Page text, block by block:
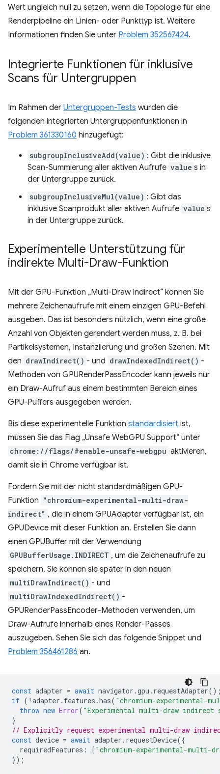
Wert ungleich null zu setzen, wenn die Topologie für eine
Renderpipeline ein Linien- oder Punkttyp ist. Weitere
Informationen finden Sie unter Problem 352567424.
Integrierte Funktionen für inklusive
Scans für Untergruppen
Im Rahmen der Untergruppen-Tests wurden die
folgenden integrierten Untergruppenfunktionen in
Problem 361330160 hinzugefügt:
subgroupInclusiveAdd(value) : Gibt die inklusive
Scan-Summierung aller aktiven Aufrufe value s in
der Untergruppe zurück.
subgroupInclusiveMul(value) : Gibt das
inklusive Scanprodukt aller aktiven Aufrufe value s
in der Untergruppe zurück.
Experimentelle Unterstützung für
indirekte Multi-Draw-Funktion
Mit der GPU-Funktion „Multi-Draw Indirect“ können Sie
mehrere Zeichenaufrufe mit einem einzigen GPU-Befehl
ausgeben. Das ist besonders nützlich, wenn eine große
Anzahl von Objekten gerendert werden muss, z. B. bei
Partikelsystemen, Instanziierung und großen Szenen. Mit
den drawIndirect() - und drawIndexedIndirect() -
Methoden von GPURenderPassEncoder kann jeweils nur
ein Draw-Aufruf aus einem bestimmten Bereich eines
GPU-Puffers ausgegeben werden.
Bis diese experimentelle Funktion standardisiert ist,
müssen Sie das Flag „Unsafe WebGPU Support“ unter
chrome://flags/#enable-unsafe-webgpu aktivieren,
damit sie in Chrome verfügbar ist.
Fordern Sie mit der nicht standardmäßigen GPU-
Funktion "chromium-experimental-multi-draw-
indirect" , die in einem GPUAdapter verfügbar ist, ein
GPUDevice mit dieser Funktion an. Erstellen Sie dann
einen GPUBuffer mit der Verwendung
GPUBufferUsage.INDIRECT , um die Zeichenaufrufe zu
speichern. Sie können sie später in den neuen
multiDrawIndirect() - und
multiDrawIndexedIndirect() -
GPURenderPassEncoder-Methoden verwenden, um
Draw-Aufrufe innerhalb eines Render-Passes
auszugeben. Sehen Sie sich das folgende Snippet und
Problem 356461286 an.
const adapter = await navigator .gpu . requestAdapter
if ( ! adapter . features .has( "chromium-experimental-
throw new Error( "Experimental multi-draw
}
// Explicitly request experimental multi-draw
const device = await adapter . requestDevice({
requiredFeatures : [ "chromium-experimental-multi-
});